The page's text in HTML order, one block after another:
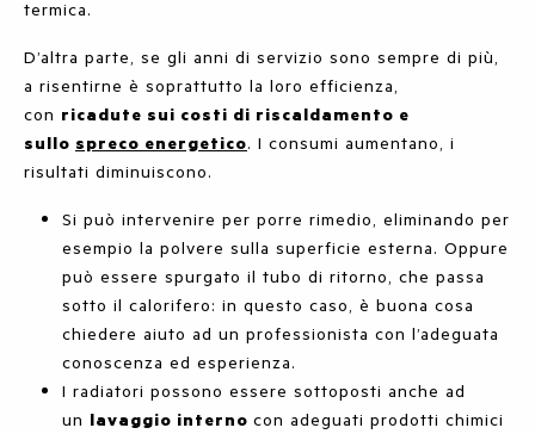
termica.
D’altra parte, se gli anni di servizio sono sempre di più,
a risentirne è soprattutto la loro efficienza,
con ricadute sui costi di riscaldamento e
sullo spreco energetico. I consumi aumentano, i
risultati diminuiscono.
Si può intervenire per porre rimedio, eliminando per
esempio la polvere sulla superficie esterna. Oppure
può essere spurgato il tubo di ritorno, che passa
sotto il calorifero: in questo caso, è buona cosa
chiedere aiuto ad un professionista con l’adeguata
conoscenza ed esperienza.
I radiatori possono essere sottoposti anche ad
un lavaggio interno con adeguati prodotti chimici